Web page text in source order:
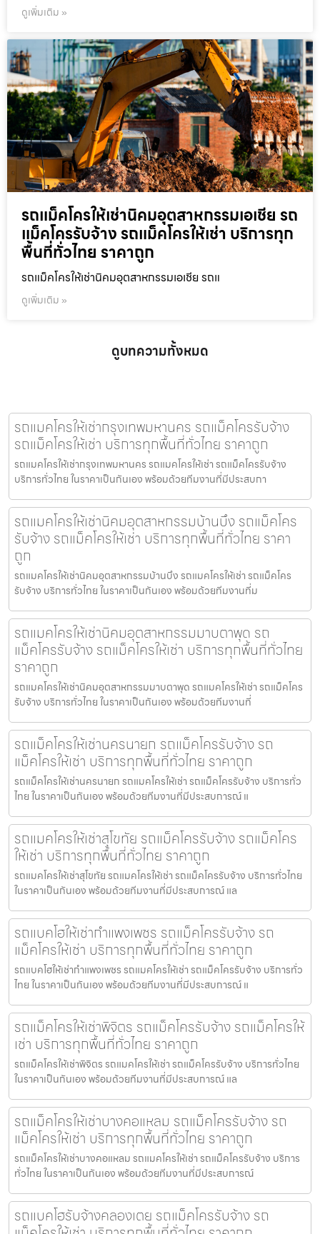
ดูเพิ่มเติม »
รถแม็คโครให้เช่านิคมอุตสาหกรรมเอเชีย รถ
แม็คโครรับจ้าง รถแม็คโครให้เช่า บริการทุก
พื้นที่ทั่วไทย ราคาถูก
รถแม็คโครให้เช่านิคมอุตสาหกรรมเอเชีย รถแ
ดูเพิ่มเติม »
ดูบทความทั้งหมด
รถแมคโครให้เช่ากรุงเทพมหานคร รถแม็คโครรับจ้าง
รถแม็คโครให้เช่า บริการทุกพื้นที่ทั่วไทย ราคาถูก
รถแมคโครให้เช่ากรุงเทพมหานคร รถแมคโครให้เช่า รถแม็คโครรับจ้าง
บริการทั่วไทย ในราคาเป็นกันเอง พร้อมด้วยทีมงานที่มีประสบกา
รถแมคโครให้เช่านิคมอุตสาหกรรมบ้านบึง รถแม็คโคร
รับจ้าง รถแม็คโครให้เช่า บริการทุกพื้นที่ทั่วไทย ราคา
ถูก
รถแมคโครให้เช่านิคมอุตสาหกรรมบ้านบึง รถแมคโครให้เช่า รถแม็คโคร
รับจ้าง บริการทั่วไทย ในราคาเป็นกันเอง พร้อมด้วยทีมงานที่ม
รถแมคโครให้เช่านิคมอุตสาหกรรมมาบตาพุด รถ
แม็คโครรับจ้าง รถแม็คโครให้เช่า บริการทุกพื้นที่ทั่วไทย
ราคาถูก
รถแมคโครให้เช่านิคมอุตสาหกรรมมาบตาพุด รถแมคโครให้เช่า รถแม็คโคร
รับจ้าง บริการทั่วไทย ในราคาเป็นกันเอง พร้อมด้วยทีมงานที่
รถแม็คโครให้เช่านครนายก รถแม็คโครรับจ้าง รถ
แม็คโครให้เช่า บริการทุกพื้นที่ทั่วไทย ราคาถูก
รถแม็คโครให้เช่านครนายก รถแมคโครให้เช่า รถแม็คโครรับจ้าง บริการทั่ว
ไทย ในราคาเป็นกันเอง พร้อมด้วยทีมงานที่มีประสบการณ์ แ
รถแมคโครให้เช่าสุโขทัย รถแม็คโครรับจ้าง รถแม็คโคร
ให้เช่า บริการทุกพื้นที่ทั่วไทย ราคาถูก
รถแมคโครให้เช่าสุโขทัย รถแมคโครให้เช่า รถแม็คโครรับจ้าง บริการทั่วไทย
ในราคาเป็นกันเอง พร้อมด้วยทีมงานที่มีประสบการณ์ แล
รถแบคโฮให้เช่ากำแพงเพชร รถแม็คโครรับจ้าง รถ
แม็คโครให้เช่า บริการทุกพื้นที่ทั่วไทย ราคาถูก
รถแบคโฮให้เช่ากำแพงเพชร รถแมคโครให้เช่า รถแม็คโครรับจ้าง บริการทั่ว
ไทย ในราคาเป็นกันเอง พร้อมด้วยทีมงานที่มีประสบการณ์ แ
รถแม็คโครให้เช่าพิจิตร รถแม็คโครรับจ้าง รถแม็คโครให้
เช่า บริการทุกพื้นที่ทั่วไทย ราคาถูก
รถแม็คโครให้เช่าพิจิตร รถแมคโครให้เช่า รถแม็คโครรับจ้าง บริการทั่วไทย
ในราคาเป็นกันเอง พร้อมด้วยทีมงานที่มีประสบการณ์ แล
รถแม็คโครให้เช่าบางคอแหลม รถแม็คโครรับจ้าง รถ
แม็คโครให้เช่า บริการทุกพื้นที่ทั่วไทย ราคาถูก
รถแม็คโครให้เช่าบางคอแหลม รถแมคโครให้เช่า รถแม็คโครรับจ้าง บริการ
ทั่วไทย ในราคาเป็นกันเอง พร้อมด้วยทีมงานที่มีประสบการณ์
รถแบคโฮรับจ้างคลองเตย รถแม็คโครรับจ้าง รถ